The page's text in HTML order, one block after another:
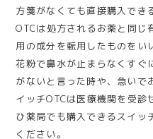
方箋がなくても直接購入でき
OTCは処方されるお薬と同じ
用の成分を転用したものをい
花粉で鼻水が止まらなくすぐ
がないと言った時や、急いで
イッチOTCは医療機関を受
ひ薬局でも購入できるスイッ
ください。